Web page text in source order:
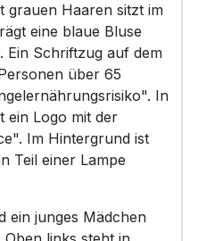
grauen Haaren sitzt im
eine blaue Bluse
Ein Schriftzug auf dem
über 65
In
ein Logo mit der
Im Hintergrund ist
Teil einer Lampe
ein junges Mädchen